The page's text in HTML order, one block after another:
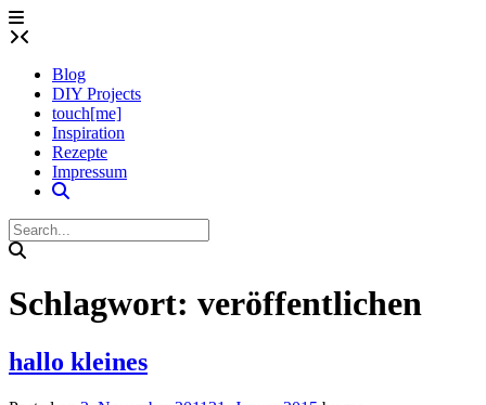
Skip
to
Blog
DIY Projects
touch[me]
Inspiration
Rezepte
Impressum
Schlagwort: veröffentlichen
hallo kleines